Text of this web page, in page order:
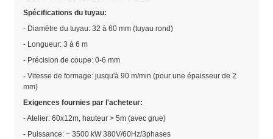
Spécifications du tuyau:
- Diamètre du tuyau: 32 à 60 mm (tuyau rond)
- Longueur: 3 à 6 m
- Précision de coupe: 0-6 mm
- Vitesse de formage: jusqu'à 90 m/min (pour une épaisseur de 2
mm)
Exigences fournies par l'acheteur:
- Atelier: 60x12m, hauteur > 5m (avec grue)
- Puissance: ~ 3500 kW 380V/60Hz/3phases